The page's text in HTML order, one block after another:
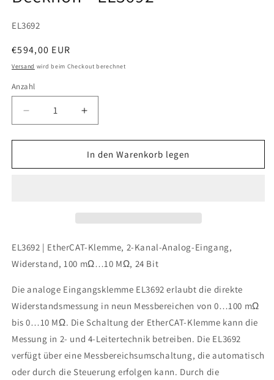
SKU:
EL3692
Normaler
Preis
€594,00 EUR
Versand wird beim Checkout berechnet
Anzahl
Verringere
die
Menge
Beckhoff
Erhöhe
die
Menge
für
Beckhoff
In den Warenkorb legen
EL3692 | EtherCAT-Klemme, 2-Kanal-Analog-Eingang,
Widerstand, 100 mΩ…10 MΩ, 24 Bit
Die analoge Eingangsklemme EL3692 erlaubt die direkte
Widerstandsmessung in neun Messbereichen von 0…100 mΩ
bis 0…10 MΩ. Die Schaltung der EtherCAT-Klemme kann die
Messung in 2- und 4-Leitertechnik betreiben. Die EL3692
verfügt über eine Messbereichsumschaltung, die automatisch
oder durch die Steuerung erfolgen kann. Durch die